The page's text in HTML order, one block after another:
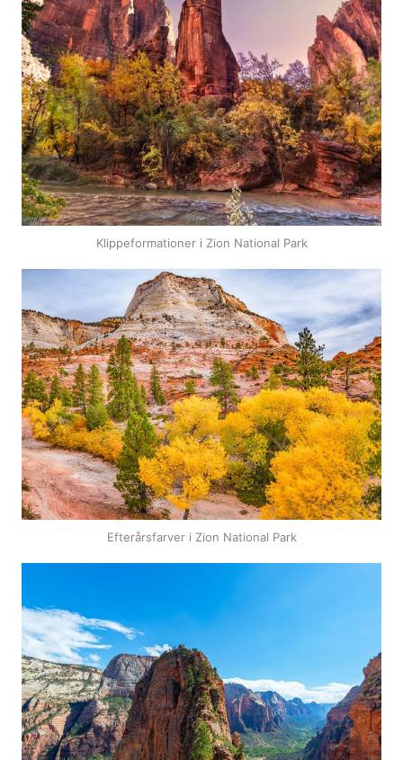
Klippeformationer i Zion National Park
Efterårsfarver i Zion National Park